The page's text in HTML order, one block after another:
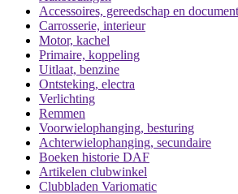
Accessoires, gereedschap en
Carrosserie, interieur
Motor, kachel
Primaire, koppeling
Uitlaat, benzine
Ontsteking, electra
Verlichting
Remmen
Voorwielophanging, besturing
Achterwielophanging, secundaire
Boeken historie DAF
Artikelen clubwinkel
Clubbladen Variomatic